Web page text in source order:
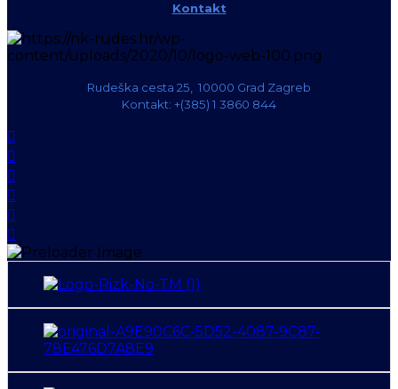
Kontakt
Rudeška cesta 25, 10000 Grad Zagreb
Kontakt: +(385) 1 3860 844